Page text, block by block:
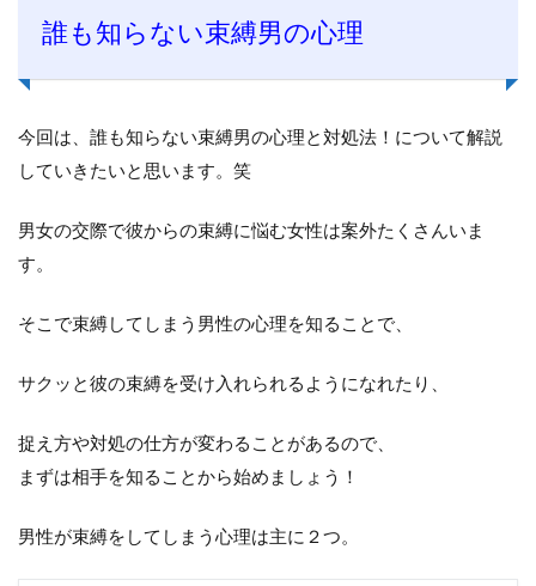
誰も知らない束縛男の心理
今回は、誰も知らない束縛男の心理と対処法！について解説
していきたいと思います。笑
男女の交際で彼からの束縛に悩む女性は案外たくさんいま
す。
そこで束縛してしまう男性の心理を知ることで、
サクッと彼の束縛を受け入れられるようになれたり、
捉え方や対処の仕方が変わることがあるので、
まずは相手を知ることから始めましょう！
男性が束縛をしてしまう心理は主に２つ。